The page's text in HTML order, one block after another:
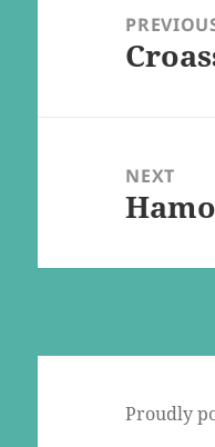
navigation
NEXT
Next
Proudly